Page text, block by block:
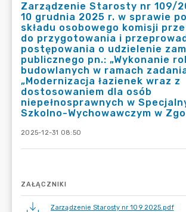
Zarządzenie Starosty nr 109/
10 grudnia 2025 r. w sprawie
składu osobowego komisji
do przygotowania i
postępowania o udzielenie
publicznego pn.: „Wykonanie
budowlanych w ramach
„Modernizacja łazienek wraz z
dostosowaniem dla osób
niepełnosprawnych w
Szkolno-Wychowawczym w
2025-12-31 08:50
ZAŁĄCZNIKI
Zarządzenie Starosty nr 109 2025.pdf